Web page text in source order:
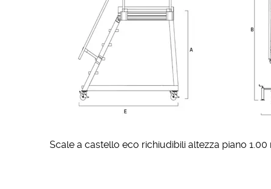
Scale a castello eco richiudibili altezza piano 1.00